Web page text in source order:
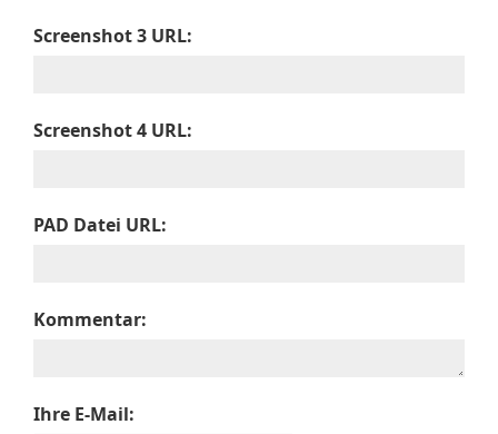
Screenshot 3 URL:
Screenshot 4 URL:
PAD Datei URL:
Kommentar:
Ihre E-Mail: